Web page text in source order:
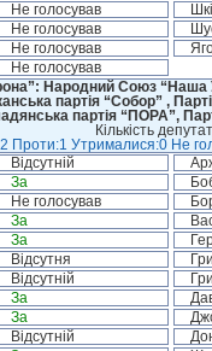
Не голосував
Не голосував
Не голосував
Не голосував
Народний Союз “Наша
партія “Собор” ,
партія “ПОРА”,
Кількість
Проти:1 Утрималися:0 Не
Відсутній
За
Не голосував
За
За
Відсутня
Відсутній
За
За
Відсутній